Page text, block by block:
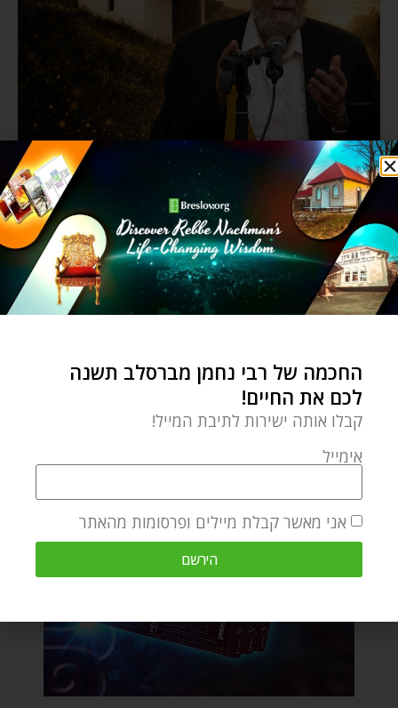
החכמה של רבי נחמן מברסלב תשנה
לכם את החיים!
קבלו אותה ישירות לתיבת המייל!
אימייל
אני מאשר קבלת מיילים ופרסומות מהאתר
הירשם